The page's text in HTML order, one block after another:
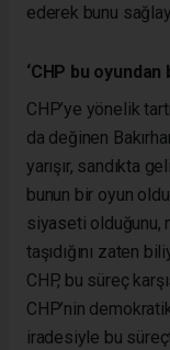
ederek bunu
‘CHP bu oyundan
CHP’ye yönelik
da değinen
yarışır, sandıkta
bunun bir oyun
siyaseti olduğunu,
taşıdığını zaten
CHP, bu süreç
CHP’nin
iradesiyle bu